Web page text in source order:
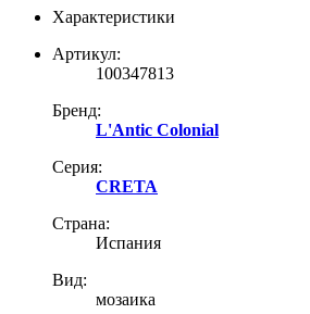
Характеристики
Артикул:
100347813
Бренд:
L'Antic Colonial
Серия:
CRETA
Страна:
Испания
Вид:
мозаика